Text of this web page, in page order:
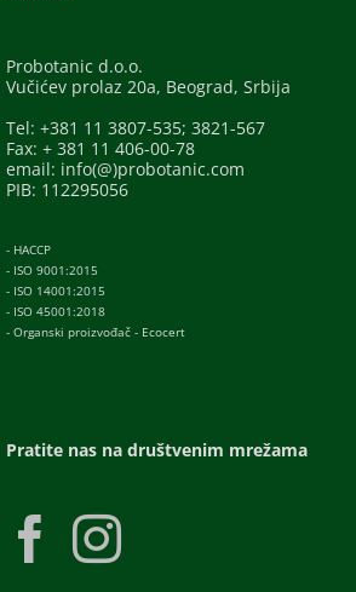
Probotanic d.o.o.
Vučićev prolaz 20a, Beograd, Srbija
Tel: +381 11 3807-535; 3821-567
Fax: + 381 11 406-00-78
email: info(@)probotanic.com
PIB: 112295056
- HACCP
- ISO 9001:2015
- ISO 14001:2015
- ISO 45001:2018
- Organski proizvođač - Ecocert
Pratite nas na društvenim mrežama